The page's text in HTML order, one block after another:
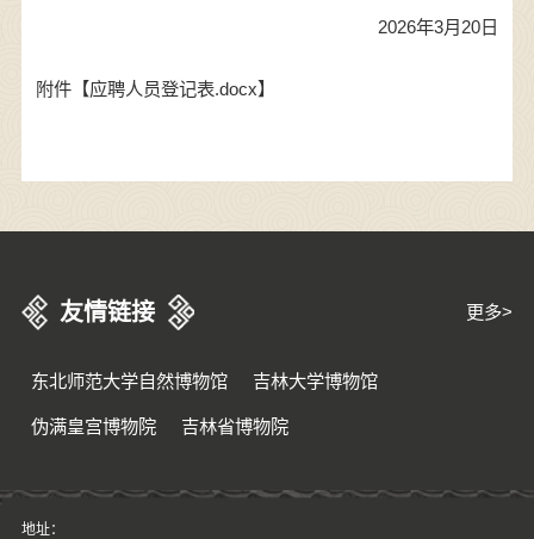
2026年3月20日
附件【应聘人员登记表.docx】
友情链接
东北师范大学自然博物馆 吉林大学博物馆
伪满皇宫博物院 吉林省博物院
更多>
地址：